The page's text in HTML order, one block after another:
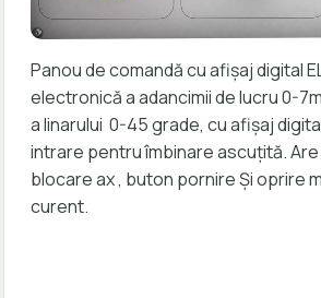
Panou de comandă cu afișaj digital
electronică a adancimii de lucru 0-
a linarului 0-45 grade, cu afișaj
intrare pentru îmbinare ascuțită.
blocare ax , buton pornire Și oprire
curent.